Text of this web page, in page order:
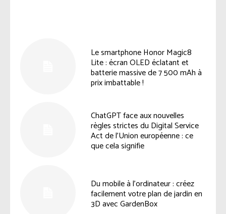
Le smartphone Honor Magic8
Lite : écran OLED éclatant et
batterie massive de 7 500 mAh à
prix imbattable !
ChatGPT face aux nouvelles
règles strictes du Digital Service
Act de l’Union européenne : ce
que cela signifie
Du mobile à l’ordinateur : créez
facilement votre plan de jardin en
3D avec GardenBox